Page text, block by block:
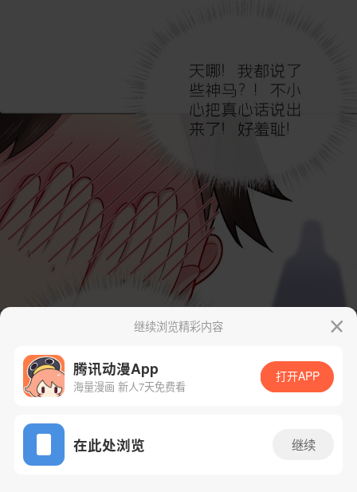
App免费看
继续浏览精彩内容
腾讯动漫App
海量漫画 新人7天免费看
打开APP
在此处浏览 继续